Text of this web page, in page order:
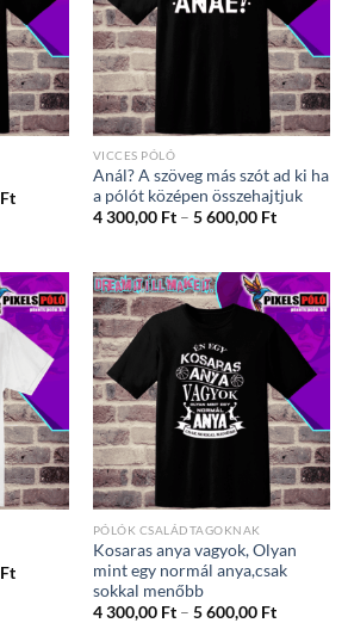
FtÁrtartomány:
600,00 Ft
VICCES PÓLÓ
Anál? A szöveg más szót ad ki ha
a pólót középen összehajtjuk
4 300,00 Ft – 5 600,00 Ft
5
600,00 Ft
FtÁrtartomány:
PÓLÓK CSALÁDTAGOKNAK
Kosaras anya vagyok, Olyan
mint egy normál anya,csak
sokkal menőbb
4 300,00 Ft – 5 600,00 Ft